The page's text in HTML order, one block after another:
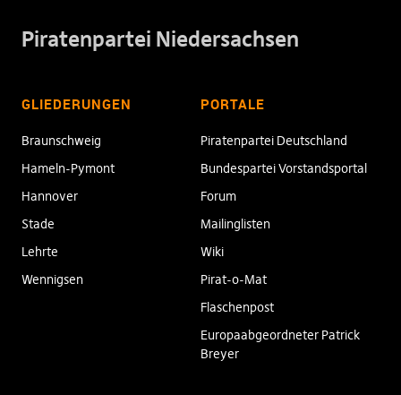
Piratenpartei Niedersachsen
GLIEDERUNGEN
Braunschweig
Hameln-Pymont
Hannover
Stade
Lehrte
Wennigsen
PORTALE
Piratenpartei Deutschland
Bundespartei Vorstandsportal
Forum
Mailinglisten
Wiki
Pirat-o-Mat
Flaschenpost
Europaabgeordneter Patrick
Breyer